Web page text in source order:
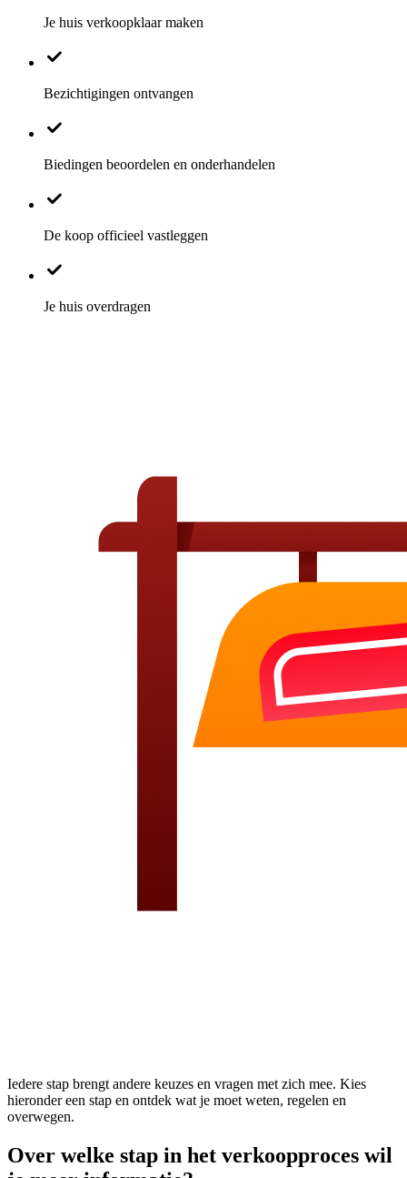
Je huis verkoopklaar maken
Bezichtigingen ontvangen
Biedingen beoordelen en onderhandelen
De koop officieel vastleggen
Je huis overdragen
Iedere stap brengt andere keuzes en vragen met zich mee. Kies
hieronder een stap en ontdek wat je moet weten, regelen en
overwegen.
Over welke stap in het verkoopproces wil